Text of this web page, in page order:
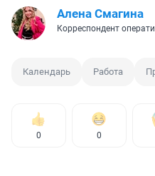
Алена Смагина
Корреспондент
Календарь Работа
0 0